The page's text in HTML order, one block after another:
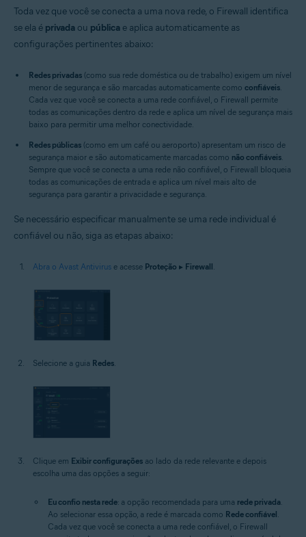
Toda vez que você se conecta a uma nova rede, o Firewall identifica
se ela é privada ou pública e aplica automaticamente as
configurações pertinentes abaixo:
Redes privadas (como sua rede doméstica ou de trabalho) exigem um nível
menor de segurança e são marcadas automaticamente como confiáveis.
Cada vez que você se conecta a uma rede confiável, o Firewall permite
todas as comunicações dentro da rede e aplica um nível de segurança mais
baixo para permitir uma melhor conectividade.
Redes públicas (como em um café ou aeroporto) apresentam um risco de
segurança maior e são automaticamente marcadas como não confiáveis.
Sempre que você se conecta a uma rede não confiável, o Firewall bloqueia
todas as comunicações de entrada e aplica um nível mais alto de
segurança para garantir a privacidade e segurança.
Se necessário especificar manualmente se uma rede individual é
confiável ou não, siga as etapas abaixo:
Abra o Avast Antivirus e acesse Proteção ▸ Firewall.
Selecione a guia Redes.
Clique em Exibir configurações ao lado da rede relevante e depois
escolha uma das opções a seguir:
Eu confio nesta rede: a opção recomendada para uma rede privada
Ao selecionar essa opção, a rede é marcada como Rede confiável
Cada vez que você se conecta a uma rede confiável, o Firewall